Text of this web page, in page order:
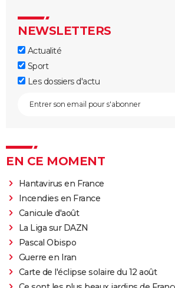
NEWSLETTERS
Actualité
Sport
Les dossiers d'actu
EN CE MOMENT
Hantavirus en France
Incendies en France
Canicule d'août
La Liga sur DAZN
Pascal Obispo
Guerre en Iran
Carte de l'éclipse solaire du 12 août